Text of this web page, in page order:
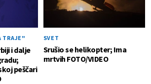
TRAJE"
i dalje
peščari
SVET
Srušio se helikopter; Ima
mrtvih FOTO/VIDEO